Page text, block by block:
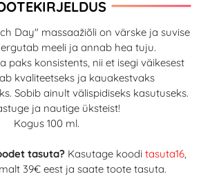
Day" massaažiõli on värske ja suvise
meeli ja annab hea tuju.
paks konsistents, nii et isegi väikesest
kvaliteetseks ja kauakestvaks
Sobib ainult välispidiseks kasutuseks.
ja nautige üksteist!
Kogus 100 ml.
tasuta? Kasutage koodi tasuta16,
39€ eest ja saate toote tasuta.